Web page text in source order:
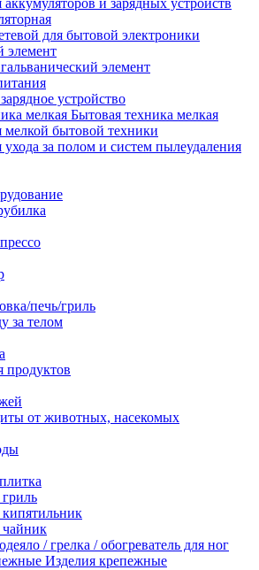
и зарядных устройств
для бытовой электроники
элемент
элемент
устройство
Бытовая техника мелкая
мелкой бытовой техники
ухода за полом и систем пылеудаления
печь/гриль
за телом
продуктов
от животных, насекомых
чайник
/ грелка / обогреватель для ног
Изделия крепежные